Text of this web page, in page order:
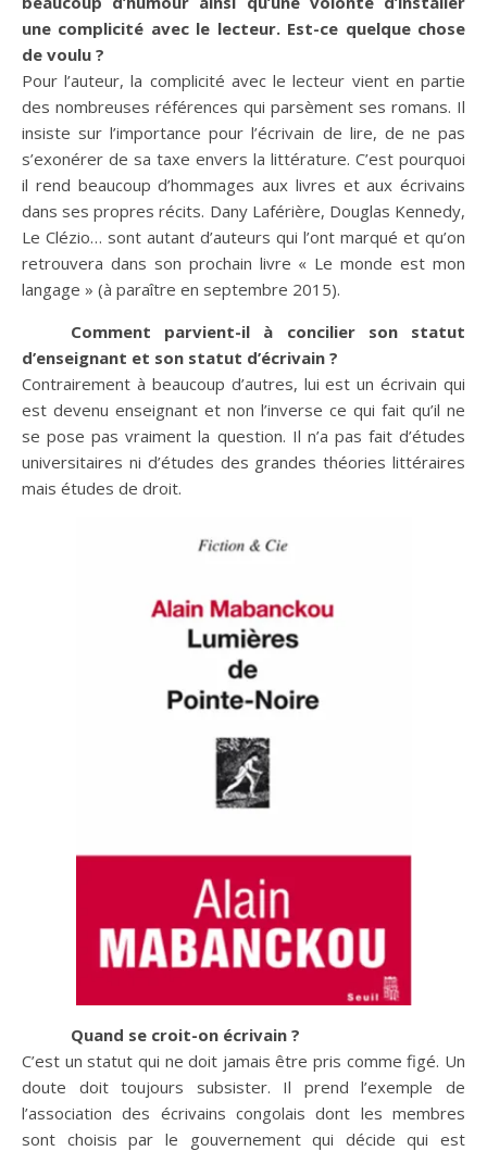
une complicité avec le lecteur. Est-ce quelque chose
de voulu ?
Pour l’auteur, la complicité avec le lecteur vient en partie
des nombreuses références qui parsèment ses romans. Il
insiste sur l’importance pour l’écrivain de lire, de ne pas
s’exonérer de sa taxe envers la littérature. C’est pourquoi
il rend beaucoup d’hommages aux livres et aux écrivains
dans ses propres récits. Dany Laférière, Douglas Kennedy,
Le Clézio… sont autant d’auteurs qui l’ont marqué et qu’on
retrouvera dans son prochain livre « Le monde est mon
langage » (à paraître en septembre 2015).
Comment parvient-il à concilier son statut
d’enseignant et son statut d’écrivain ?
Contrairement à beaucoup d’autres, lui est un écrivain qui
est devenu enseignant et non l’inverse ce qui fait qu’il ne
se pose pas vraiment la question. Il n’a pas fait d’études
universitaires ni d’études des grandes théories littéraires
mais études de droit.
Quand se croit-on écrivain ?
C’est un statut qui ne doit jamais être pris comme figé. Un
doute doit toujours subsister. Il prend l’exemple de
l’association des écrivains congolais dont les membres
sont choisis par le gouvernement qui décide qui est